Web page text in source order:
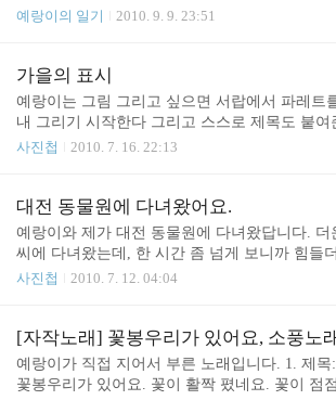
재킷을 뒤집어 쓰고 있었어요 그래서 그 문어의
리가 되지요 물고기가 헤엄치다 마음을 보다 연
타리] 커튼을 뛰어넘어서 언덕을 넘어서 저 달
달나라 안에 있는 상자 안에 들어 갔네 크레이
거기엔 풀이 가득 담겨 있었지 그 풀 위에는 빨
는 풀로 만든 옷들이 걸려 있었는데 그 풀은 정
로 만들어져 있었던 거야 토끼가 바지와 양말
예랑이의 일기 2010. 9. 9. 23:51
가을의 표시
예랑이는 그림 그리고 싶으면 서랍에서 파레트
내 그리기 시작한다 그리고 스스로 제목도 붙여
내가 "그림 그리자~" 가 아니고 본인이 그리고
붙여준다 "가을의 표시" 제목이 너무 멋지지 않
왜 가을의 표시라 했을까? 궁금해 물었습니다 "
아 가을의 표시가 무슨 뜻이야?" "가을이 오고 있
는 멋진 이름으로 해석한 예랑이 전 엄마라 그런
그리더니 도장찍기를 하더라구요 전 신기한 눈
지켜보고 있었구요 그러더니 물감으로 그림을
기 시작하더라구요 멋지지 않나요? 예랑이의 창
인 미술활동 ..
사진첩 2010. 7. 16. 22:13
대전 동물원에 다녀왔어요.
예랑이와 제가 대전 동물원에 다녀왔답니다. 더
씨에 다녀왔는데, 한 시간 좀 넘게 보니까 힘들
요. 예랑이도 힘들었는지 오는 차에서는 내내 잠
는 조금 달라졌더군요. 수중동물인 물개와 쟈카
귄을 쉽게 볼 수 있도록 물보다 낮은 곳에 수족
럼 볼 수 있도록 만들어 주었더군요. 호랑이의
사진첩 2010. 7. 12. 04:04
[자작노래] 꽃봉우리가 있어요, 소풍노
예랑이가 직접 지어서 부른 노래입니다. 1. 제
꽃봉우리가 있어요. 꽃이 활짝 폈네요. 꽃이 점